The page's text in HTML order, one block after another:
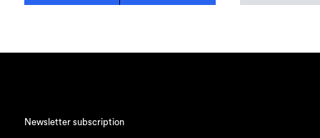
Newsletter subscription